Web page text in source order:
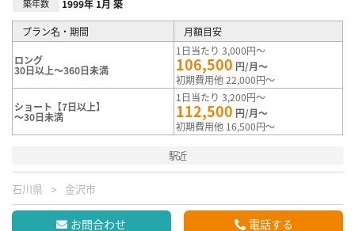
築年数 1999年 1月 築
プラン名・期間 月額目安
ロング
30日以上～360日未満
1日当たり 3,000円～
106,500 円/月～
初期費用他 22,000円～
ショート【7日以上】
～30日未満
1日当たり 3,200円～
112,500 円/月～
初期費用他 16,500円～
駅近
石川県 金沢市
お問合わせ 電話する